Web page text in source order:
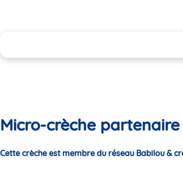
Micro-crèche
Cette crèche est membre du réseau Babilou &